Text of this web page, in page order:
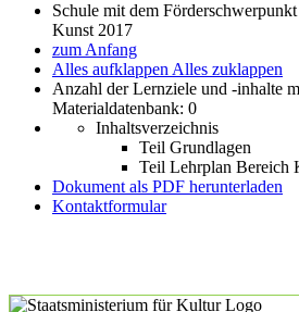
Schule mit dem
Kunst 2017
zum Anfang
Alles aufklappen Alles zuklappen
Anzahl der Lernziele und -inhalte
Materialdatenbank: 0
Inhaltsverzeichnis
Teil Grundlagen
Teil Lehrplan Bereich
Dokument als PDF herunterladen
Kontaktformular